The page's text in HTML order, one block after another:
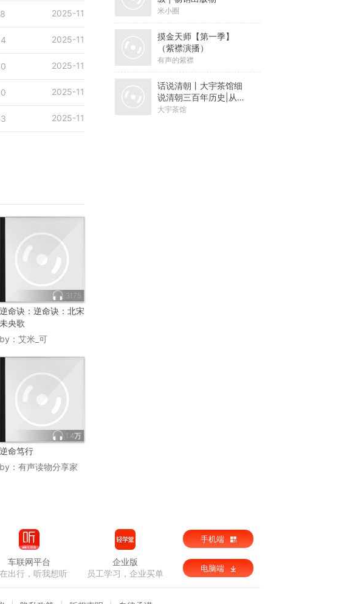
2025-11
2025-11
2025-11
2025-11
2025-11
3175
逆命诀：逆命诀：北宋
未央歌
by： 艾米_可
1.4万
逆命笃行
by： 有声读物分享家
米小圈
摸金天师【第一季】
（紫襟演播）
有声的紫襟
话说清朝丨大宇茶馆细
说清朝三百年历史|从努
尔哈赤到末代皇帝溥仪|
大宇茶馆
车联网平台
出行，听我想听
企业版
员工学习，企业买单
手机端
电脑端